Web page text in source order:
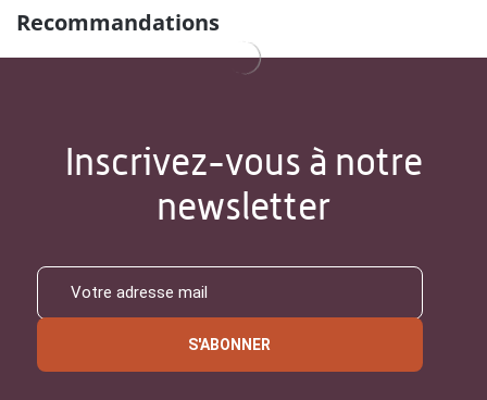
Recommandations
Inscrivez-vous à notre
newsletter
S'ABONNER